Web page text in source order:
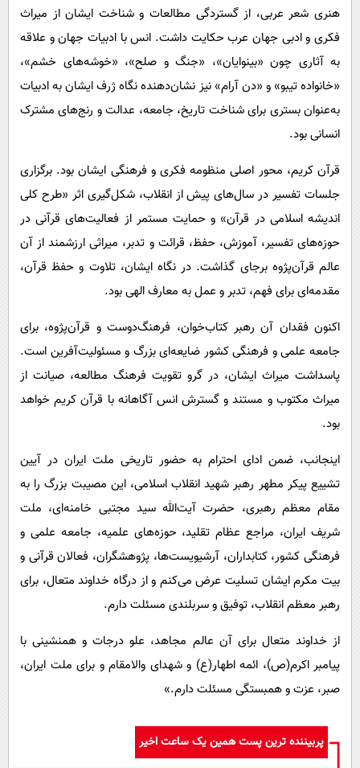
هنری شعر عربی، از گستردگی مطالعات و شناخت ایشان از میراث
فکری و ادبی جهان عرب حکایت داشت. انس با ادبیات جهان و علاقه
به آثاری چون «بینوایان»، «جنگ و صلح»، «خوشه‌های خشم»،
«خانواده تیبو» و «دن آرام» نیز نشان‌دهنده نگاه ژرف ایشان به ادبیات
به‌عنوان بستری برای شناخت تاریخ، جامعه، عدالت و رنج‌های مشترک
انسانی بود.
قرآن کریم، محور اصلی منظومه فکری و فرهنگی ایشان بود. برگزاری
جلسات تفسیر در سال‌های پیش از انقلاب، شکل‌گیری اثر «طرح کلی
اندیشه اسلامی در قرآن» و حمایت مستمر از فعالیت‌های قرآنی در
حوزه‌های تفسیر، آموزش، حفظ، قرائت و تدبر، میراثی ارزشمند از آن
عالم قرآن‌پژوه برجای گذاشت. در نگاه ایشان، تلاوت و حفظ قرآن،
مقدمه‌ای برای فهم، تدبر و عمل به معارف الهی بود.
اکنون فقدان آن رهبر کتاب‌خوان، فرهنگ‌دوست و قرآن‌پژوه، برای
جامعه علمی و فرهنگی کشور ضایعه‌ای بزرگ و مسئولیت‌آفرین است.
پاسداشت میراث ایشان، در گرو تقویت فرهنگ مطالعه، صیانت از
میراث مکتوب و مستند و گسترش انس آگاهانه با قرآن کریم خواهد
بود.
اینجانب، ضمن ادای احترام به حضور تاریخی ملت ایران در آیین
تشییع پیکر مطهر رهبر شهید انقلاب اسلامی، این مصیبت بزرگ را به
مقام معظم رهبری، حضرت آیت‌الله سید مجتبی خامنه‌ای، ملت
شریف ایران، مراجع عظام تقلید، حوزه‌های علمیه، جامعه علمی و
فرهنگی کشور، کتابداران، آرشیویست‌ها، پژوهشگران، فعالان قرآنی و
بیت مکرم ایشان تسلیت عرض می‌کنم و از درگاه خداوند متعال، برای
رهبر معظم انقلاب، توفیق و سربلندی مسئلت دارم.
از خداوند متعال برای آن عالم مجاهد، علو درجات و همنشینی با
پیامبر اکرم(ص)، ائمه اطهار(ع) و شهدای والامقام و برای ملت ایران،
صبر، عزت و همبستگی مسئلت دارم.»
پربیننده ترین پست همین یک ساعت اخیر